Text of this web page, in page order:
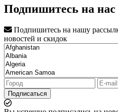
Подпишитесь на нас
Подпишитесь на нашу
новостей и скидок
Подписаться